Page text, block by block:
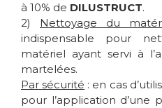
à 10% de DILUSTRUCT.
2) Nettoyage du
indispensable pour
matériel ayant servi à
martelées.
Par sécurité : en cas
pour l’application d’une